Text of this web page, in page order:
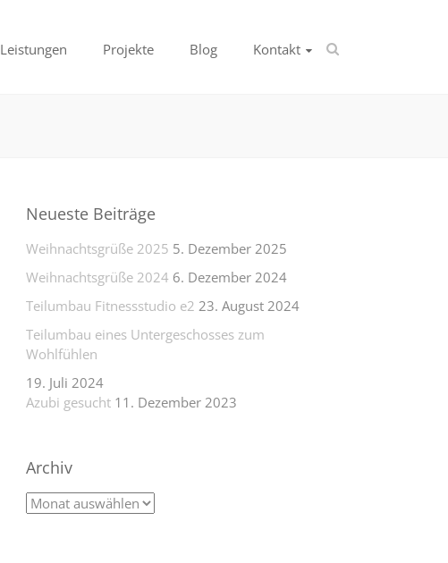
Leistungen Projekte Blog Kontakt
Neueste Beiträge
Weihnachtsgrüße 2025 5. Dezember 2025
Weihnachtsgrüße 2024 6. Dezember 2024
Teilumbau Fitnessstudio e2 23. August 2024
Teilumbau eines Untergeschosses zum
Wohlfühlen
19. Juli 2024
Azubi gesucht 11. Dezember 2023
Archiv